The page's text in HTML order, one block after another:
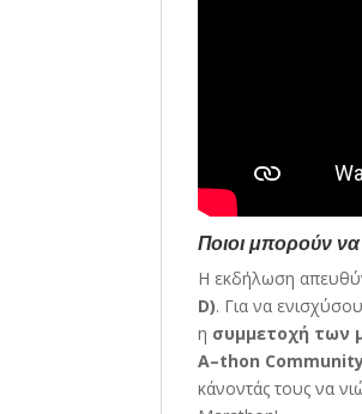
Ποιοι μπορούν
Η εκδήλωση
D). Για να
η συμμετοχή των
A–thon
κάνοντάς τους να